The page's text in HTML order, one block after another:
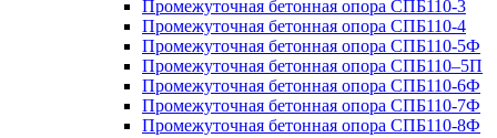
Промежуточная бетонная опора СПБ110-3
Промежуточная бетонная опора СПБ110-4
Промежуточная бетонная опора СПБ110-5Ф
Промежуточная бетонная опора СПБ110–5П
Промежуточная бетонная опора СПБ110-6Ф
Промежуточная бетонная опора СПБ110-7Ф
Промежуточная бетонная опора СПБ110-8Ф